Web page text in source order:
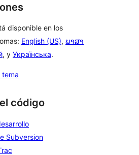
disponible en los
English (US), ພາສາ
, y Українська.
tema
código
Subversion